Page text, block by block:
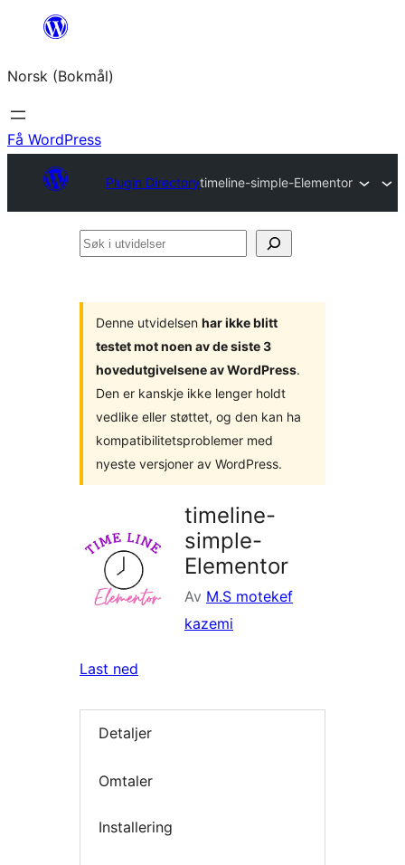
Hopp
innhold
Norsk (Bokmål)
Få WordPress
Plugin Directorytimeline-simple-Elementor
Søk
Denne utvidelsen har ikke blitt
testet mot noen av de siste 3
hovedutgivelsene av WordPress.
Den er kanskje ikke lenger holdt
vedlike eller støttet, og den kan ha
kompatibilitetsproblemer med
nyeste versjoner av WordPress.
timeline-
simple-
Elementor
Av M.S motekef
kazemi
Last ned
Detaljer
Omtaler
Installering